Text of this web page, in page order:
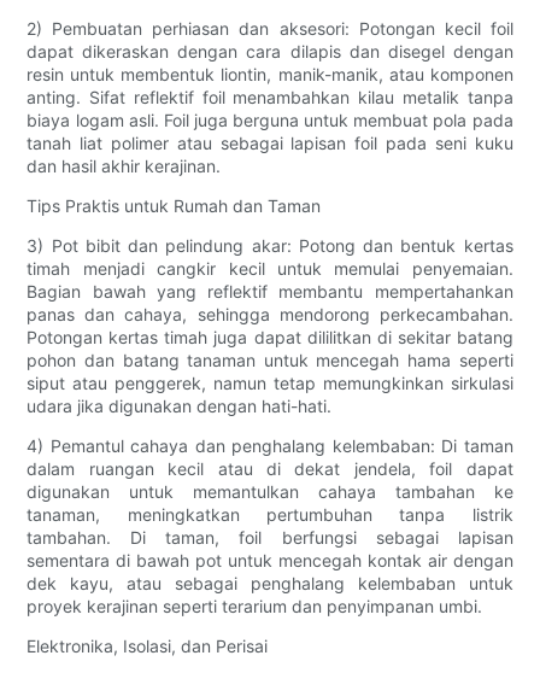
2) Pembuatan perhiasan dan aksesori: Potongan kecil foil
dapat dikeraskan dengan cara dilapis dan disegel dengan
resin untuk membentuk liontin, manik-manik, atau komponen
anting. Sifat reflektif foil menambahkan kilau metalik tanpa
biaya logam asli. Foil juga berguna untuk membuat pola pada
tanah liat polimer atau sebagai lapisan foil pada seni kuku
dan hasil akhir kerajinan.
Tips Praktis untuk Rumah dan Taman
3) Pot bibit dan pelindung akar: Potong dan bentuk kertas
timah menjadi cangkir kecil untuk memulai penyemaian.
Bagian bawah yang reflektif membantu mempertahankan
panas dan cahaya, sehingga mendorong perkecambahan.
Potongan kertas timah juga dapat dililitkan di sekitar batang
pohon dan batang tanaman untuk mencegah hama seperti
siput atau penggerek, namun tetap memungkinkan sirkulasi
udara jika digunakan dengan hati-hati.
4) Pemantul cahaya dan penghalang kelembaban: Di taman
dalam ruangan kecil atau di dekat jendela, foil dapat
digunakan untuk memantulkan cahaya tambahan ke
tanaman, meningkatkan pertumbuhan tanpa listrik
tambahan. Di taman, foil berfungsi sebagai lapisan
sementara di bawah pot untuk mencegah kontak air dengan
dek kayu, atau sebagai penghalang kelembaban untuk
proyek kerajinan seperti terarium dan penyimpanan umbi.
Elektronika, Isolasi, dan Perisai